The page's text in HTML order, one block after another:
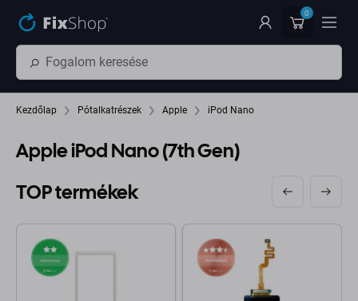
0
Kezdőlap Pótalkatrészek Apple iPod Nano
Apple iPod Nano (7th Gen)
TOP termékek